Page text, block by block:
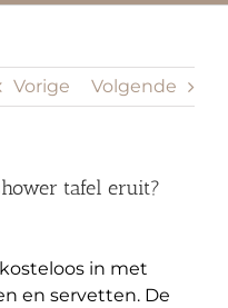
Vorige Volgende
tafel eruit?
in met
en servetten. De